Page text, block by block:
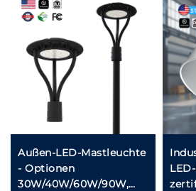
Außen-LED-Mastleuchte
- Optionen
30W/40W/60W/90W,